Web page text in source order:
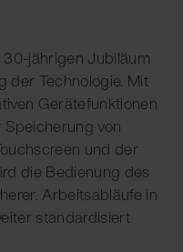
jährigen Jubiläum
der Technologie. Mit
Gerätefunktionen
von
und der
die Bedienung des
Arbeitsabläufe in
standardisiert